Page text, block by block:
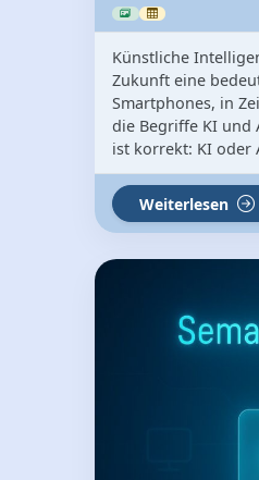
Künstliche
Zukunft eine
Smartphones, in
die Begriffe KI und
ist korrekt: KI oder
Weiterlesen